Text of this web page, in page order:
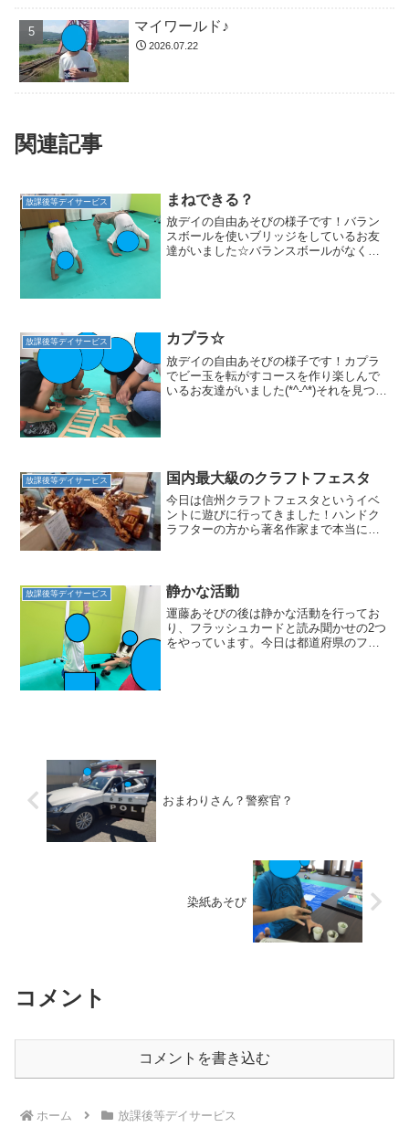
マイワールド♪
2026.07.22
関連記事
放課後等デイサービス まねできる？
放デイの自由あそびの様子です！バラン
スボールを使いブリッジをしているお友
達がいました☆バランスボールがなくて
放課後等デイサービス カプラ☆
放デイの自由あそびの様子です！カプラ
でビー玉を転がすコースを作り楽しんで
いるお友達がいました(*^-^*)それを見つけ
放課後等デイサービス 国内最大級のクラフトフェスタ
今日は信州クラフトフェスタというイベ
ントに遊びに行ってきました！ハンドク
ラフターの方から著名作家まで本当に
るだけで楽しいお店がた...
放課後等デイサービス 静かな活動
運藤あそびの後は静かな活動を行ってお
り、フラッシュカードと読み聞かせの2つ
をやっています。今日は都道府県のフラ
おまわりさん？警察官？
染紙あそび
コメント
コメントを書き込む
ホーム 放課後等デイサービス